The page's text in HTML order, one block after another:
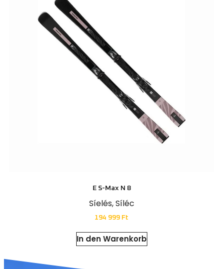
E S-Max N 8
Síelés,Síléc
194 999 Ft
In den Warenkorb